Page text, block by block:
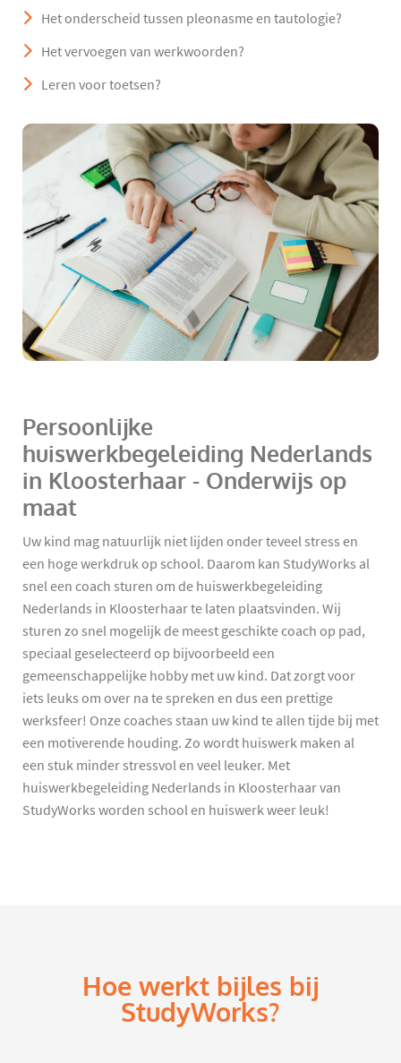
Het onderscheid tussen pleonasme en tautologie?
Het vervoegen van werkwoorden?
Leren voor toetsen?
Persoonlijke
huiswerkbegeleiding Nederlands
in Kloosterhaar - Onderwijs op
maat
Uw kind mag natuurlijk niet lijden onder teveel stress en
een hoge werkdruk op school. Daarom kan StudyWorks al
snel een coach sturen om de huiswerkbegeleiding
Nederlands in Kloosterhaar te laten plaatsvinden. Wij
sturen zo snel mogelijk de meest geschikte coach op pad,
speciaal geselecteerd op bijvoorbeeld een
gemeenschappelijke hobby met uw kind. Dat zorgt voor
iets leuks om over na te spreken en dus een prettige
werksfeer! Onze coaches staan uw kind te allen tijde bij met
een motiverende houding. Zo wordt huiswerk maken al
een stuk minder stressvol en veel leuker. Met
huiswerkbegeleiding Nederlands in Kloosterhaar van
StudyWorks worden school en huiswerk weer leuk!
Hoe werkt bijles bij
StudyWorks?